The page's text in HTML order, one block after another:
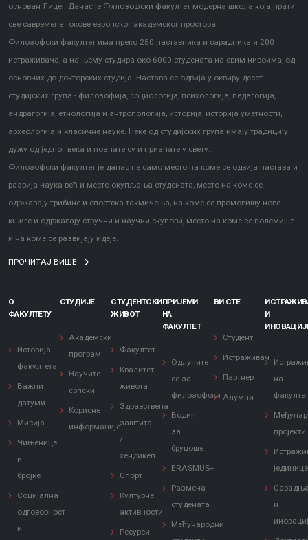
основан Лицеј. Данас је Филозофски факултет модерна школа која прати
све савремене токове европског академског простора.
Филозофски факултет има преко 250 наставника и сарадника и 200
истраживача, а на њему студира око 6000 студената на свим нивоима, од
основних до докторских студија. Настава се одвија у оквиру десет
студијских група - филозофија, социологија, психологија, педагогија,
андрагогија, етнологија и антропологија, историја, историја уметности,
археологија и класичне науке. Неке од студијских група имају традицију
дужу од једног века и познате су и признате у свету.
Филозофски факултет је данас не само место на коме се одвија настава и
развија наука већ и место окупљања студената, место на коме се
одржавају трибине и спортска такмичења, на коме се промовишу нове
књиге и одржавају стручни и научни скупови, место на коме се полемише
и на коме се развијају идеје.
ПРОЧИТАЈ ВИШЕ
О
ФАКУЛТЕТУ
Историја
факултета
Важни
датуми
Мисија
Чињенице
и
бројке
Социјална
одговорност
и
СТУДИЈЕ
Академски
програм
Научите
српски
Корисне
информације
СТУДЕНТСКИ
ЖИВОТ
Факултет
Квалитет
живота
Здравствена
заштита
/
хендикеп
Спорт
Културне
активности
Ресурси
ПРИЈЕМИ
НА
ФАКУЛТЕТ
Одлучите
се за
филозофски
Водич
за
бруцоше
ERASMUS+
Размена
студената
Међународни
ВИ СТЕ
Студент
Истраживач
Партнер
Алумни
И
на
пројекти
јединице
и